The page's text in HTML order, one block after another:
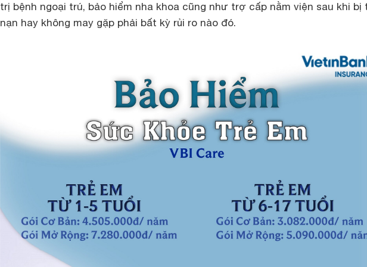
trị bệnh ngoại trú, bảo hiểm nha khoa cũng như trợ cấp nằm viện sau khi bị
nạn hay không may gặp phải bất kỳ rủi ro nào đó.